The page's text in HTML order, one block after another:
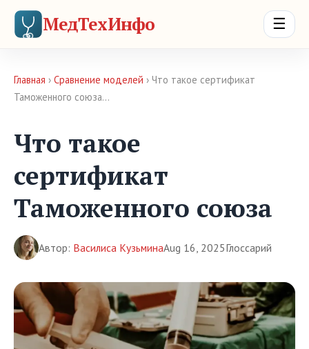
МедТехИнфо ☰
Главная › Сравнение моделей › Что такое сертификат
Таможенного союза…
Что такое
сертификат
Таможенного союза
Автор: Василиса КузьминаAug 16, 2025Глоссарий